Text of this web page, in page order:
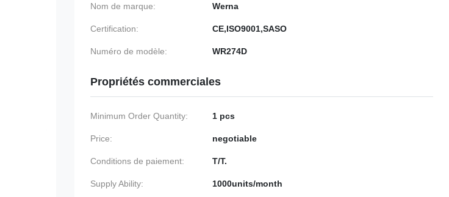
Nom de marque: Werna
Certification: CE,ISO9001,SASO
Numéro de modèle: WR274D
Propriétés commerciales
Minimum Order Quantity: 1 pcs
Price: negotiable
Conditions de paiement: T/T.
Supply Ability: 1000units/month